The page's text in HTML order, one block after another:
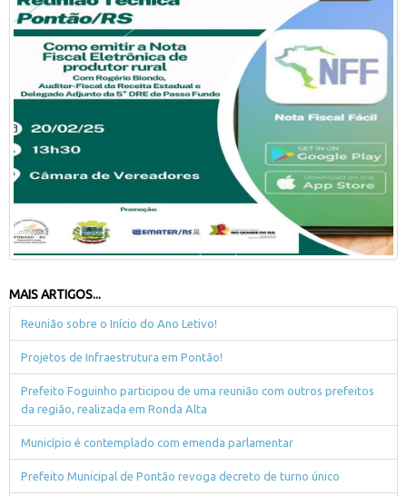
MAIS ARTIGOS...
Reunião sobre o Início do Ano Letivo!
Projetos de Infraestrutura em Pontão!
Prefeito Foguinho participou de uma reunião com outros prefeitos
da região, realizada em Ronda Alta
Município é contemplado com emenda parlamentar
Prefeito Municipal de Pontão revoga decreto de turno único